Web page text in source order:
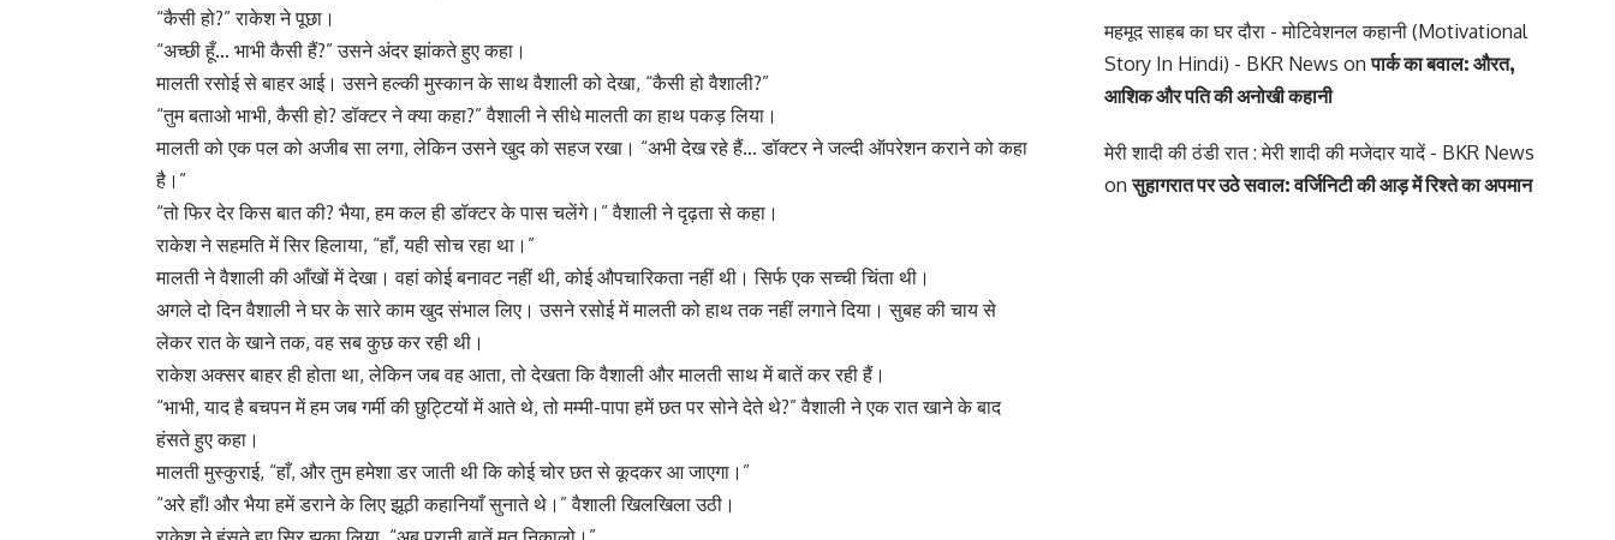
“कैसी हो?” राकेश ने पूछा।
“अच्छी हूँ… भाभी कैसी हैं?” उसने अंदर झांकते हुए कहा।
मालती रसोई से बाहर आई। उसने हल्की मुस्कान के साथ वैशाली को देखा, “कैसी हो वैशाली?”
“तुम बताओ भाभी, कैसी हो? डॉक्टर ने क्या कहा?” वैशाली ने सीधे मालती का हाथ पकड़ लिया।
मालती को एक पल को अजीब सा लगा, लेकिन उसने खुद को सहज रखा। “अभी देख रहे हैं… डॉक्टर ने जल्दी ऑपरेशन कराने को कहा
है।”
“तो फिर देर किस बात की? भैया, हम कल ही डॉक्टर के पास चलेंगे।” वैशाली ने दृढ़ता से कहा।
राकेश ने सहमति में सिर हिलाया, “हाँ, यही सोच रहा था।”
मालती ने वैशाली की आँखों में देखा। वहां कोई बनावट नहीं थी, कोई औपचारिकता नहीं थी। सिर्फ एक सच्ची चिंता थी।
अगले दो दिन वैशाली ने घर के सारे काम खुद संभाल लिए। उसने रसोई में मालती को हाथ तक नहीं लगाने दिया। सुबह की चाय से
लेकर रात के खाने तक, वह सब कुछ कर रही थी।
राकेश अक्सर बाहर ही होता था, लेकिन जब वह आता, तो देखता कि वैशाली और मालती साथ में बातें कर रही हैं।
“भाभी, याद है बचपन में हम जब गर्मी की छुट्टियों में आते थे, तो मम्मी-पापा हमें छत पर सोने देते थे?” वैशाली ने एक रात खाने के बाद
हंसते हुए कहा।
मालती मुस्कुराई, “हाँ, और तुम हमेशा डर जाती थी कि कोई चोर छत से कूदकर आ जाएगा।”
“अरे हाँ! और भैया हमें डराने के लिए झूठी कहानियाँ सुनाते थे।” वैशाली खिलखिला उठी।
महमूद साहब का घर दौरा - मोटिवेशनल कहानी (Motivational
Story In Hindi) - BKR News onपार्क का बवाल: औरत,
आशिक और पति की अनोखी कहानी
मेरी शादी की ठंडी रात : मेरी शादी की मजेदार यादें - BKR News
onसुहागरात पर उठे सवाल: वर्जिनिटी की आड़ में रिश्ते का अपमान